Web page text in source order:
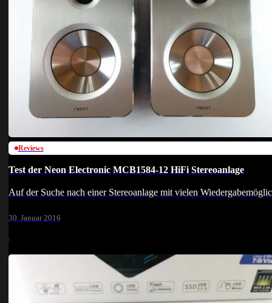
Reviews
Test der Neon Electronic MCB1584-12 HiFi Stereoanlage
Auf der Suche nach einer Stereoanlage mit vielen
30. Januar 2016